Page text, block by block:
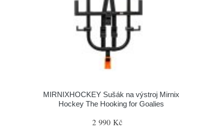
MIRNIXHOCKEY Sušák na výstroj Mirnix
Hockey The Hooking for Goalies
2 990 Kč